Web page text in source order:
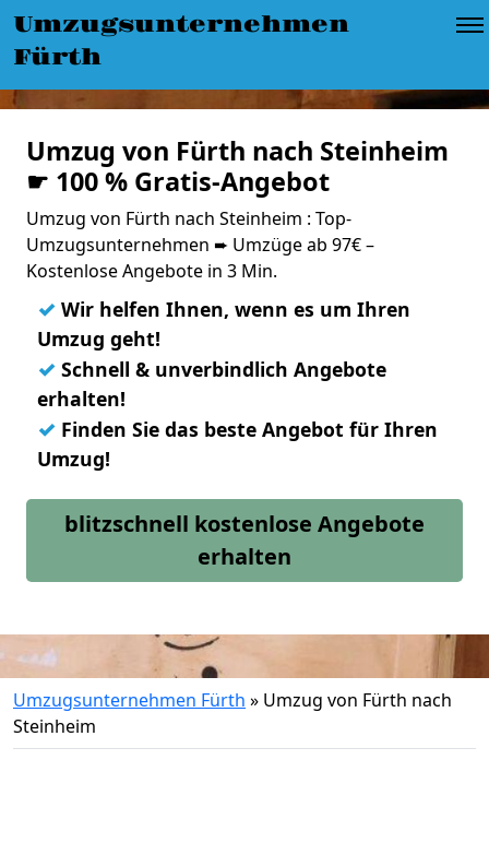
Umzugsunternehmen
Fürth
Umzug von Fürth nach Steinheim
☛ 100 % Gratis-Angebot
Umzug von Fürth nach Steinheim : Top-
Umzugsunternehmen ➨ Umzüge ab 97€ –
Kostenlose Angebote in 3 Min.
✓ Wir helfen Ihnen, wenn es um Ihren
Umzug geht!
✓ Schnell & unverbindlich Angebote
erhalten!
✓ Finden Sie das beste Angebot für Ihren
Umzug!
blitzschnell kostenlose Angebote
erhalten
Umzugsunternehmen Fürth » Umzug von Fürth nach
Steinheim